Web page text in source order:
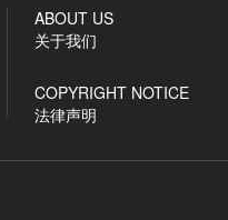
ABOUT US
关于我们
COPYRIGHT NOTICE
法律声明